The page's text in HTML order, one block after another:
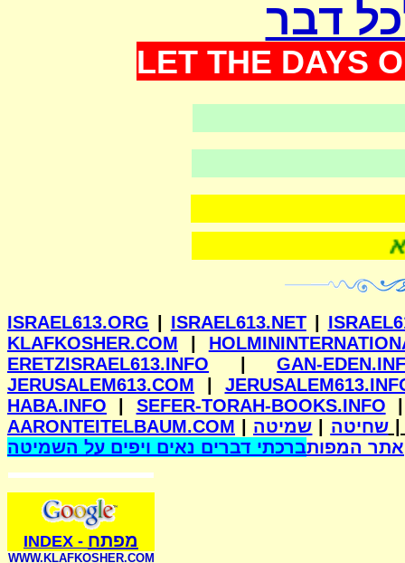
דבר
LET THE DAYS
ISRAEL613.ORG ISRAEL613.NET|
KLAFKOSHER.COM
ERETZISRAEL613.INFO |GAN-
JERUSALEM613.COM
HABA.INFO
SEFER-TORAH-BOOKS.INFO
AARONTEITELBAUM.COM
שמיטה שחיטה
ברכתי דברים נאים ויפים על השמיטהאתר המפות
מפתח -
INDEX
WWW.KLAFKOSHER.COM